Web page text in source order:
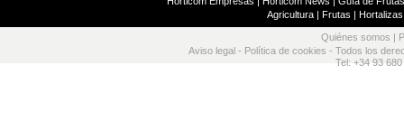
Agricultura| Frutas | Hortalizas
Quiénes somos
Aviso legal - Política de cookies - Todos los
Tel: +34 93